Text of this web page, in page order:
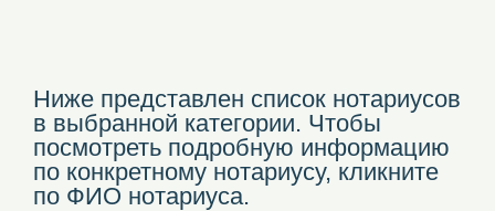
Ниже представлен список нотариусов
в выбранной категории. Чтобы
посмотреть подробную информацию
по конкретному нотариусу, кликните
по ФИО нотариуса.